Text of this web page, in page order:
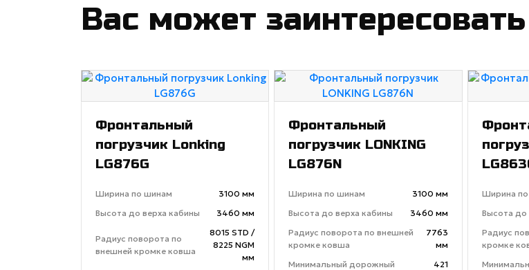
Вас может заинтересовать
Фронтальный
погрузчик Lonking
LG876G
Ширина по шинам
3100 мм
Высота до верха кабины
3460 мм
Радиус поворота по
внешней кромке ковша
8015 STD /
8225 NGM
мм
Фронтальный
погрузчик LONKING
LG876N
Ширина по шинам
3100 мм
Высота до верха кабины
3460 мм
Радиус поворота по внешней
кромке ковша
7763
мм
Минимальный дорожный
421
Ширина
Высота до
Радиус
кромке